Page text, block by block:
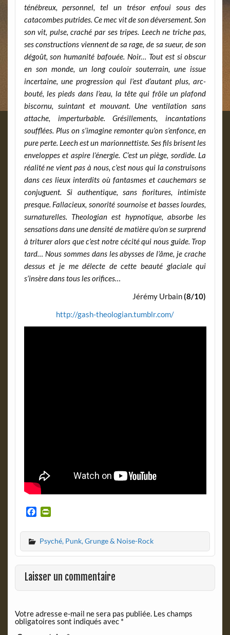
ténébreux, personnel, tel un trésor enfoui sous des
catacombes putrides. Ce mec vit de son déversement. Son
son vit, pulse, craché par ses tripes. Leech ne triche pas,
ses constructions viennent de sa rage, de sa sueur, de son
dégoût, son humanité bafouée. Noir… Tout est si obscur
en son monde, un long couloir souterrain, une issue
incertaine, une progression qui l’est d’autant plus, arc-
bouté, les pieds dans l’eau, la tête qui frôle un plafond
biscornu, suintant et mouvant. Une ventilation sans
attache, imperturbable. Grésillements, incantations
soufflées. Plus on s’imagine remonter qu’on s’enfonce, en
pure perte. Leech est un marionnettiste. Ses fils brisent les
enveloppes et aspire l’énergie. C’est un piège, sordide. La
réalité ne vient pas à nous, c’est nous qui la construisons
dans ces lieux interdits où fantasmes et cauchemars se
conjuguent. Si authentique, sans fioritures, intimiste
presque. Fallacieux, sonorité sournoise et basses lourdes,
surnaturelles. Theologian est hypnotique, absorbe les
sensations dans une densité de matière qu’on se surprend
à triturer alors que c’est notre cécité qui nous guide. Trop
tard… Nous sommes dans les abysses de l’âme, je crache
dessus et je me délecte de cette beauté glaciale qui
s’insère dans tous les orifices…
Jérémy Urbain(8/10)
http://gash-theologian.tumblr.com/
c
e
b
o
o
k
i
n
t
F
r
e
d
l
Psyché, Punk, Grunge & Noise-Rock
Laisser un commentaire
Votre adresse e-mail ne sera pas publiée. Les champs
obligatoires sont indiqués avec *